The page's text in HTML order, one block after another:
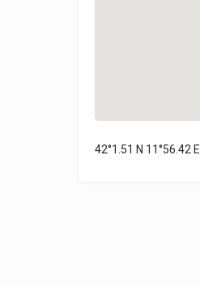
42°1.51 N 11°56.42 E